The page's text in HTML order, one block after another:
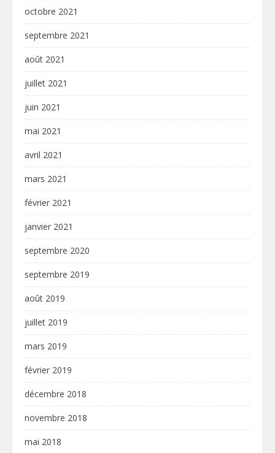
octobre 2021
septembre 2021
août 2021
juillet 2021
juin 2021
mai 2021
avril 2021
mars 2021
février 2021
janvier 2021
septembre 2020
septembre 2019
août 2019
juillet 2019
mars 2019
février 2019
décembre 2018
novembre 2018
mai 2018